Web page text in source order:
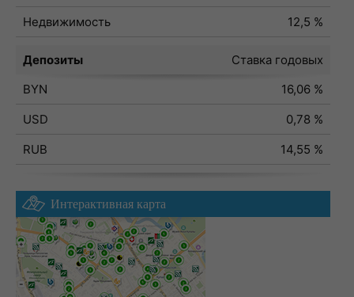
Недвижимость
12,5 %
Депозиты
Ставка годовых
BYN
16,06 %
USD
0,78 %
RUB
14,55 %
Интерактивная карта